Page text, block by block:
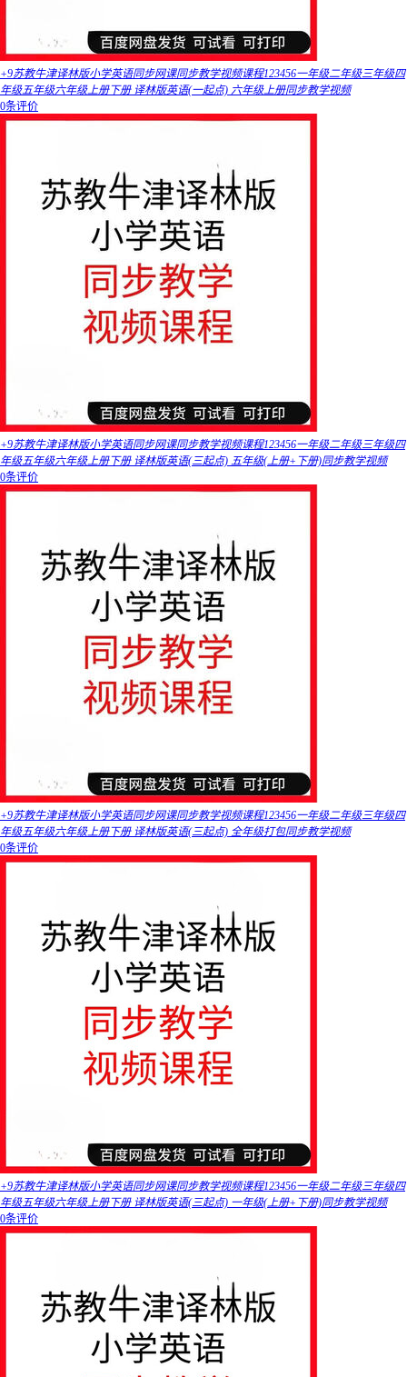
+9苏教牛津译林版小学英语同步网课同步教学视频课程123456一年级二年级三年级四
年级五年级六年级上册下册 译林版英语(一起点) 六年级上册同步教学视频
0条评价
+9苏教牛津译林版小学英语同步网课同步教学视频课程123456一年级二年级三年级四
年级五年级六年级上册下册 译林版英语(三起点) 五年级(上册+下册)同步教学视频
0条评价
+9苏教牛津译林版小学英语同步网课同步教学视频课程123456一年级二年级三年级四
年级五年级六年级上册下册 译林版英语(三起点) 全年级打包同步教学视频
0条评价
+9苏教牛津译林版小学英语同步网课同步教学视频课程123456一年级二年级三年级四
年级五年级六年级上册下册 译林版英语(三起点) 一年级(上册+下册)同步教学视频
0条评价